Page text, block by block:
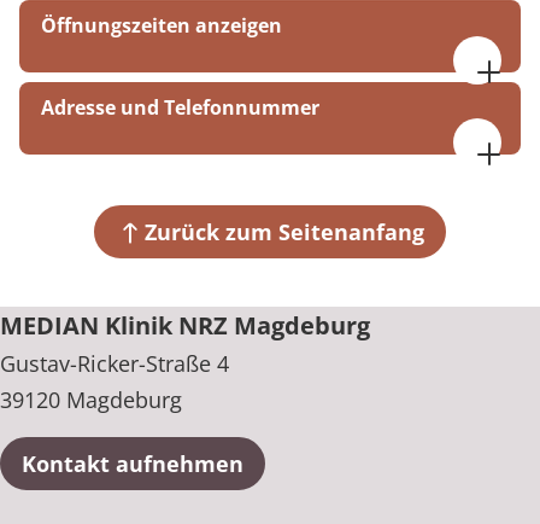
Öffnungszeiten anzeigen
Mo. bis Do., 07:30 bis 16:30 Uhr
Fr., 07:30 bis 14:30 Uhr
Adresse und Telefonnummer
39120 MagdeburgZurück zum Seitenanfang
MEDIAN Klinik NRZ Magdeburg
Gustav-Ricker-Straße 4
39120 Magdeburg
Kontakt aufnehmen